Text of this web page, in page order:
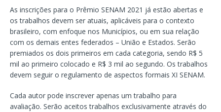
As inscrições para o Prêmio SENAM 2021 já estão abertas e
os trabalhos devem ser atuais, aplicáveis para o contexto
brasileiro, com enfoque nos Municípios, ou em sua relação
com os demais entes federados – União e Estados. Serão
premiados os dois primeiros em cada categoria, sendo R$ 5
mil ao primeiro colocado e R$ 3 mil ao segundo. Os trabalhos
devem seguir o regulamento de aspectos formais XI SENAM.
Cada autor pode inscrever apenas um trabalho para
avaliação. Serão aceitos trabalhos exclusivamente através do